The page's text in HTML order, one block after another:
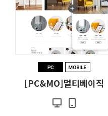
[PC&MO]멀티베이직